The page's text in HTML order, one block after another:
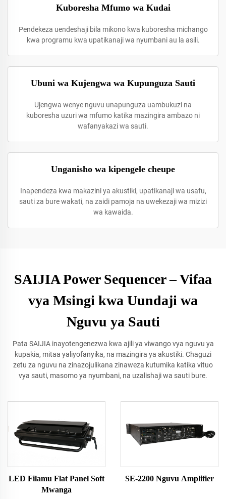
Kuboresha Mfumo wa Kudai
Pendekeza uendeshaji bila mikono kwa kuboresha michango
kwa programu kwa upatikanaji wa nyumbani au la asili.
Ubuni wa Kujengwa wa Kupunguza Sauti
Ujengwa wenye nguvu unapunguza uambukuzi na
kuboresha uzuri wa mfumo katika mazingira ambazo ni
wafanyakazi wa sauti.
Unganisho wa kipengele cheupe
Inapendeza kwa makazini ya akustiki, upatikanaji wa usafu,
sauti za bure wakati, na zaidi pamoja na uwekezaji wa mizizi
wa kawaida.
SAIJIA Power Sequencer – Vifaa
vya Msingi kwa Uundaji wa
Nguvu ya Sauti
Pata SAIJIA inayotengenezwa kwa ajili ya viwango vya nguvu ya
kupakia, mitaa yaliyofanyika, na mazingira ya akustiki. Chaguzi
zetu za nguvu na zinazojulikana zinaweza kutumika katika vituo
vya sauti, masomo ya nyumbani, na uzalishaji wa sauti bure.
LED Filamu Flat Panel Soft
Mwanga
SE-2200 Nguvu Amplifier